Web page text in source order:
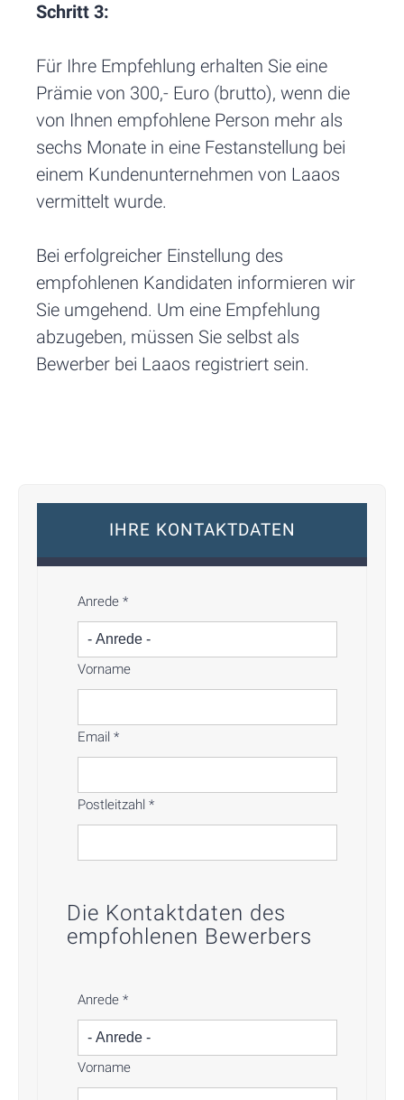
Schritt 3:
Für Ihre Empfehlung erhalten Sie eine
Prämie von 300,- Euro (brutto), wenn die
von Ihnen empfohlene Person mehr als
sechs Monate in eine Festanstellung bei
einem Kundenunternehmen von Laaos
vermittelt wurde.
Bei erfolgreicher Einstellung des
empfohlenen Kandidaten informieren wir
Sie umgehend. Um eine Empfehlung
abzugeben, müssen Sie selbst als
Bewerber bei Laaos registriert sein.
IHRE KONTAKTDATEN
Anrede *
Vorname
Email *
Postleitzahl *
Die Kontaktdaten des
empfohlenen Bewerbers
Anrede *
Vorname